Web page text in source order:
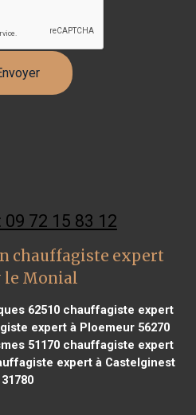
09 72 15 83 12
chauffagiste expert
le Monial
62510 chauffagiste expert
expert à Ploemeur 56270
51170 chauffagiste expert
expert à Castelginest
31780